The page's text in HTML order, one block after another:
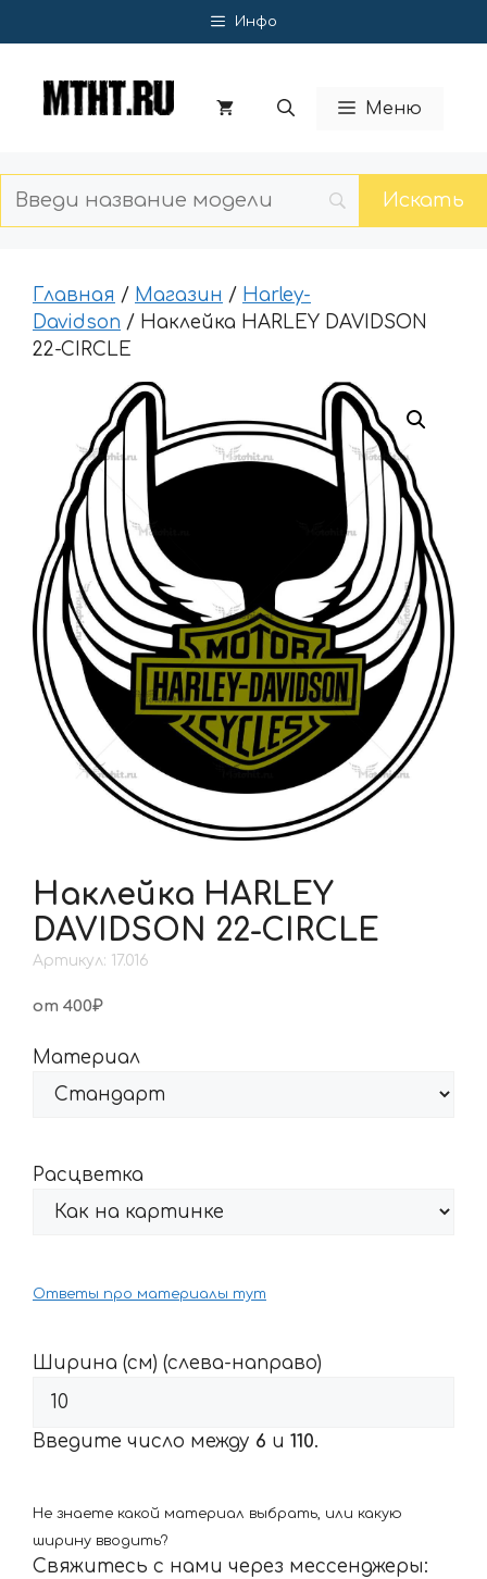
к
Инфо
Меню
Главная / Магазин / Harley-
Davidson / Наклейка HARLEY DAVIDSON
22-CIRCLE
Наклейка HARLEY
DAVIDSON 22-CIRCLE
Артикул: 17.016
от 400₽
Материал
Расцветка
Ответы про материалы тут
Ширина (см) (слева-направо)
Введите число между 6 и 110.
Не знаете какой материал выбрать, или какую
ширину вводить?
Свяжитесь с нами через мессенджеры: